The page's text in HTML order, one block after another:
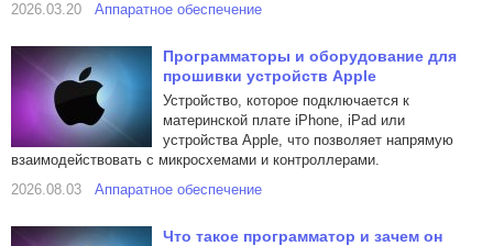
Вход в аккаунт
2026.03.20
Аппаратное обеспечение
Программаторы и оборудование для
прошивки устройств Apple
Устройство, которое подключается к
материнской плате iPhone, iPad или
устройства Apple, что позволяет напрямую
взаимодействовать с микросхемами и контроллерами.
2026.08.03
Аппаратное обеспечение
Что такое программатор и зачем он